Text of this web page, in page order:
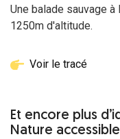
Une balade sauvage
1250m d'altitude.
Voir le tracé
Et encore plus
Nature